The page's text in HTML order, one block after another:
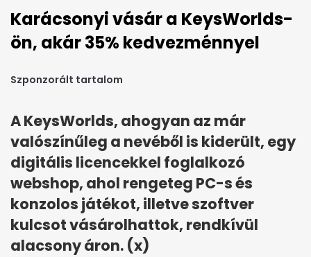
Karácsonyi vásár a KeysWorlds-
ön, akár 35% kedvezménnyel
Szponzorált tartalom
A KeysWorlds, ahogyan az már
valószínűleg a nevéből is kiderült, egy
digitális licencekkel foglalkozó
webshop, ahol rengeteg PC-s és
konzolos játékot, illetve szoftver
kulcsot vásárolhattok, rendkívül
alacsony áron. (x)